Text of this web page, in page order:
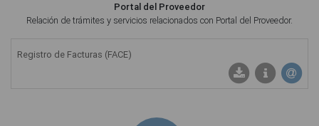
Portal del Proveedor
Relación de trámites y servicios relacionados con Portal del Proveedor.
Registro de Facturas (FACE)